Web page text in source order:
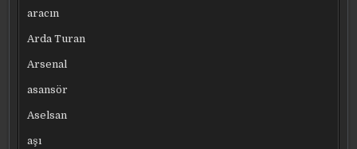
aracın
Arda Turan
Arsenal
asansör
Aselsan
aşı